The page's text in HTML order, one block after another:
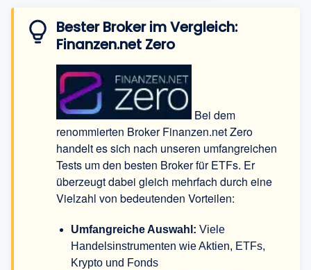
Bester Broker im Vergleich:
Finanzen.net Zero
Bei dem
renommierten Broker Finanzen.net Zero
handelt es sich nach unseren umfangreichen
Tests um den besten Broker für ETFs. Er
überzeugt dabei gleich mehrfach durch eine
Vielzahl von bedeutenden Vorteilen:
Umfangreiche Auswahl: Viele
Handelsinstrumenten wie Aktien, ETFs,
Krypto und Fonds